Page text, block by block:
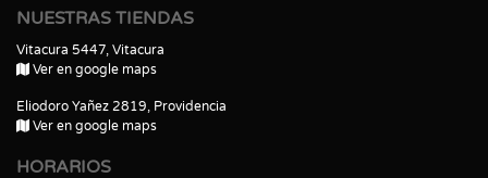
NUESTRAS TIENDAS
Vitacura 5447, Vitacura
Ver en google maps
Eliodoro Yañez 2819, Providencia
Ver en google maps
HORARIOS